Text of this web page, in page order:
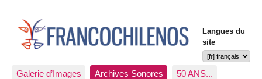
Langues du
site
Galerie d’Images Archives Sonores 50 ANS...